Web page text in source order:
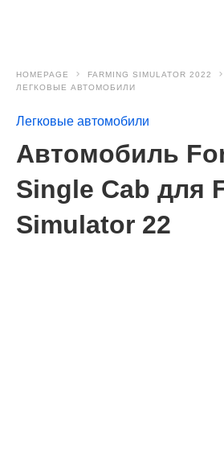
HOMEPAGE
FARMING SIMULATOR 2022
ЛЕГКОВЫЕ АВТОМОБИЛИ
Легковые автомобили
Автомобиль
Single Cab для
Simulator 22